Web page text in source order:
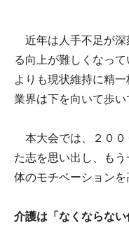
近年は人手不足が深
る向上が難しくなっ
よりも現状維持に精
業界は下を向いて歩い
本大会では、２００
た志を思い出し、も
体のモチベーションを
介護は「なくならない